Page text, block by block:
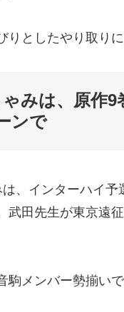
りとしたやり取り
みは、原作9
ンで
、インターハイ
武田先生が東京遠
駒メンバー勢揃い